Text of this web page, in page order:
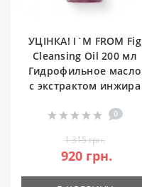
УЦІНКА! I`M FROM Fig
Cleansing Oil 200 мл
Гидрофильное масло
с экстрактом инжира
0
1 315 грн.
920 грн.